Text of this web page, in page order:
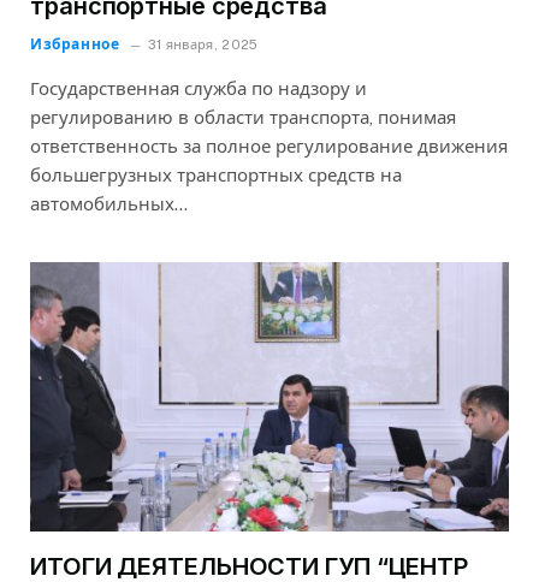
Избранное 31 января, 2025
Государственная служба по надзору и
регулированию в области транспорта, понимая
ответственность за полное регулирование движения
большегрузных транспортных средств на
автомобильных…
ИТОГИ ДЕЯТЕЛЬНОСТИ ГУП “ЦЕНТР